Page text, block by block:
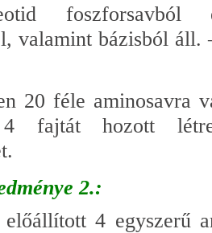
foszforsavból
valamint bázisból áll.
20 féle aminosavra
fajtát hozott
2.:
4 egyszerű